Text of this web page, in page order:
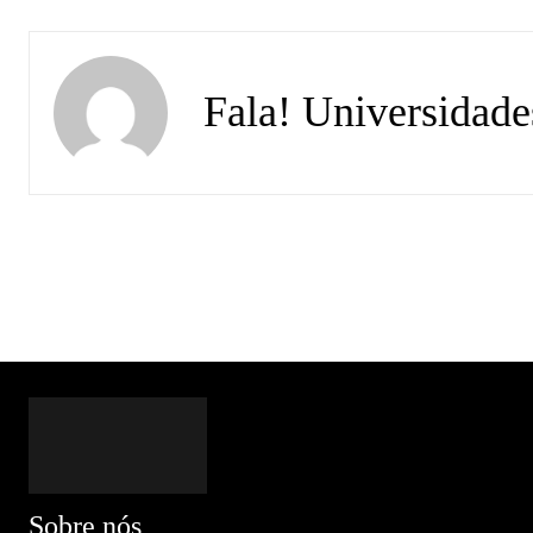
Fala!
Sobre nós